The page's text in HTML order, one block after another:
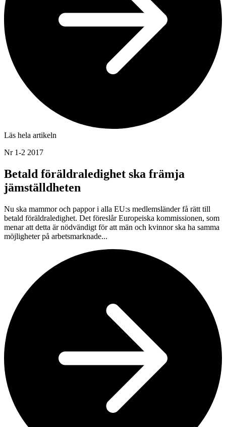
Läs hela artikeln
Nr 1-2 2017
Betald föräldraledighet ska främja
jämställdheten
Nu ska mammor och pappor i alla EU:s medlemsländer få rätt till
betald föräldraledighet. Det föreslår Europeiska kommissionen, som
menar att detta är nödvändigt för att män och kvinnor ska ha samma
möjligheter på arbetsmarknade...